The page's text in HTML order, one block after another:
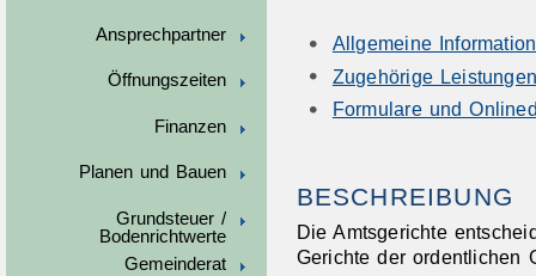
Ansprechpartner
Öffnungszeiten
Finanzen
Planen und Bauen
Grundsteuer /
Bodenrichtwerte
Gemeinderat
Allgemeine
Zugehörige
Formulare und
BESCHREIBUNG
Die Amtsgerichte
Gerichte der ordentlichen